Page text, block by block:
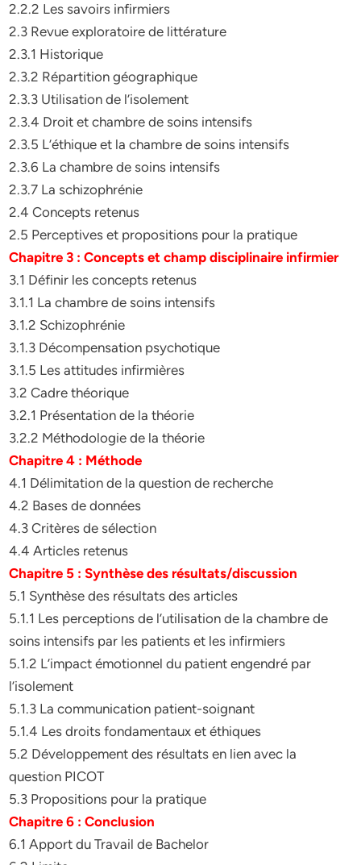
2.2.2 Les savoirs infirmiers
2.3 Revue exploratoire de littérature
2.3.1 Historique
2.3.2 Répartition géographique
2.3.3 Utilisation de l’isolement
2.3.4 Droit et chambre de soins intensifs
2.3.5 L’éthique et la chambre de soins intensifs
2.3.6 La chambre de soins intensifs
2.3.7 La schizophrénie
2.4 Concepts retenus
2.5 Perceptives et propositions pour la pratique
Chapitre 3 : Concepts et champ disciplinaire infirmier
3.1 Définir les concepts retenus
3.1.1 La chambre de soins intensifs
3.1.2 Schizophrénie
3.1.3 Décompensation psychotique
3.1.5 Les attitudes infirmières
3.2 Cadre théorique
3.2.1 Présentation de la théorie
3.2.2 Méthodologie de la théorie
Chapitre 4 : Méthode
4.1 Délimitation de la question de recherche
4.2 Bases de données
4.3 Critères de sélection
4.4 Articles retenus
Chapitre 5 : Synthèse des résultats/discussion
5.1 Synthèse des résultats des articles
5.1.1 Les perceptions de l’utilisation de la chambre de
soins intensifs par les patients et les infirmiers
5.1.2 L’impact émotionnel du patient engendré par
l’isolement
5.1.3 La communication patient-soignant
5.1.4 Les droits fondamentaux et éthiques
5.2 Développement des résultats en lien avec la
question PICOT
5.3 Propositions pour la pratique
Chapitre 6 : Conclusion
6.1 Apport du Travail de Bachelor